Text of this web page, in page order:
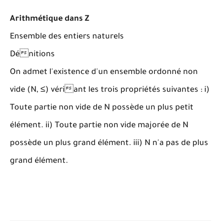
Arithmétique dans Z
Ensemble des entiers naturels
Dénitions
On admet l'existence d'un ensemble ordonné non
vide (N, ≤) vériant les trois propriétés suivantes : i)
Toute partie non vide de N possède un plus petit
élément. ii) Toute partie non vide majorée de N
possède un plus grand élément. iii) N n'a pas de plus
grand élément.